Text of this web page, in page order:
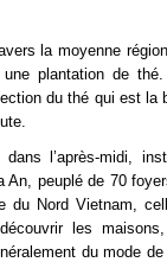
la moyenne
plantation de thé.
du thé qui est la
l’après-midi,
peuplé de 70
du Nord Vietnam,
les
du mode